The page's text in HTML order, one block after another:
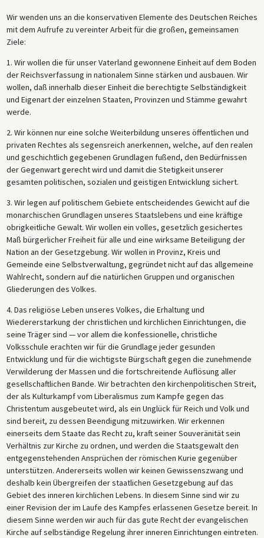
Wir wenden uns an die konservativen Elemente des Deutschen Reiches
mit dem Aufrufe zu vereinter Arbeit für die großen, gemeinsamen
Ziele:
1. Wir wollen die für unser Vaterland gewonnene Einheit auf dem Boden
der Reichsverfassung in nationalem Sinne stärken und ausbauen. Wir
wollen, daß innerhalb dieser Einheit die berechtigte Selbständigkeit
und Eigenart der einzelnen Staaten, Provinzen und Stämme gewahrt
werde.
2. Wir können nur eine solche Weiterbildung unseres öffentlichen und
privaten Rechtes als segensreich anerkennen, welche, auf den realen
und geschichtlich gegebenen Grundlagen fußend, den Bedürfnissen
der Gegenwart gerecht wird und damit die Stetigkeit unserer
gesamten politischen, sozialen und geistigen Entwicklung sichert.
3. Wir legen auf politischem Gebiete entscheidendes Gewicht auf die
monarchischen Grundlagen unseres Staatslebens und eine kräftige
obrigkeitliche Gewalt. Wir wollen ein volles, gesetzlich gesichertes
Maß bürgerlicher Freiheit für alle und eine wirksame Beteiligung der
Nation an der Gesetzgebung. Wir wollen in Provinz, Kreis und
Gemeinde eine Selbstverwaltung, gegründet nicht auf das allgemeine
Wahlrecht, sondern auf die natürlichen Gruppen und organischen
Gliederungen des Volkes.
4. Das religiöse Leben unseres Volkes, die Erhaltung und
Wiedererstarkung der christlichen und kirchlichen Einrichtungen, die
seine Träger sind — vor allem die konfessionelle, christliche
Volksschule erachten wir für die Grundlage jeder gesunden
Entwicklung und für die wichtigste Bürgschaft gegen die zunehmende
Verwilderung der Massen und die fortschreitende Auflösung aller
gesellschaftlichen Bande. Wir betrachten den kirchenpolitischen Streit,
der als Kulturkampf vom Liberalismus zum Kampfe gegen das
Christentum ausgebeutet wird, als ein Unglück für Reich und Volk und
sind bereit, zu dessen Beendigung mitzuwirken. Wir erkennen
einerseits dem Staate das Recht zu, kraft seiner Souveränität sein
Verhältnis zur Kirche zu ordnen, und werden die Staatsgewalt den
entgegenstehenden Ansprüchen der römischen Kurie gegenüber
unterstützen. Andererseits wollen wir keinen Gewissenszwang und
deshalb kein Übergreifen der staatlichen Gesetzgebung auf das
Gebiet des inneren kirchlichen Lebens. In diesem Sinne sind wir zu
einer Revision der im Laufe des Kampfes erlassenen Gesetze bereit. In
diesem Sinne werden wir auch für das gute Recht der evangelischen
Kirche auf selbständige Regelung ihrer inneren Einrichtungen eintreten.